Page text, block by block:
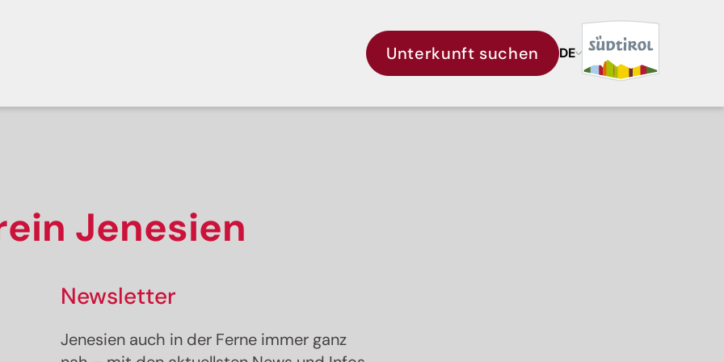
Unterkunft suchen DE
/ Thomas Monsorno, Südtirols Süden
Jenesien
Newsletter
Jenesien auch in der Ferne immer ganz